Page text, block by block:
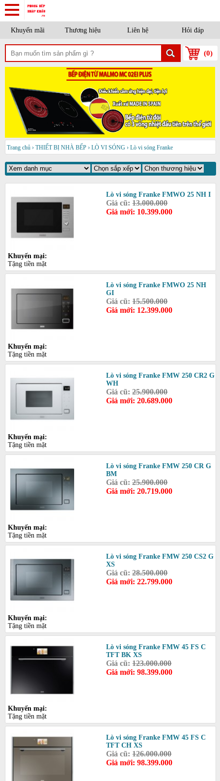
Khuyến mãi Thương hiệu Liên hệ Hỏi đáp
(0)
Trang chủ › THIẾT BỊ NHÀ BẾP › LÒ VI SÓNG › Lò vi sóng Franke
Lò vi sóng Franke FMWO 25 NH I
Giá cũ:13.000.000
Giá mới: 10.399.000
Khuyến mại:
Tặng tiền mặt
Lò vi sóng Franke FMWO 25 NH
GI
Giá cũ:15.500.000
Giá mới: 12.399.000
Khuyến mại:
Tặng tiền mặt
Lò vi sóng Franke FMW 250 CR2 G
WH
Giá cũ:25.900.000
Giá mới: 20.689.000
Khuyến mại:
Tặng tiền mặt
Lò vi sóng Franke FMW 250 CR G
BM
Giá cũ:25.900.000
Giá mới: 20.719.000
Khuyến mại:
Tặng tiền mặt
Lò vi sóng Franke FMW 250 CS2 G
XS
Giá cũ:28.500.000
Giá mới: 22.799.000
Khuyến mại:
Tặng tiền mặt
Lò vi sóng Franke FMW 45 FS C
TFT BK XS
Giá cũ:123.000.000
Giá mới: 98.399.000
Khuyến mại:
Tặng tiền mặt
Lò vi sóng Franke FMW 45 FS C
TFT CH XS
Giá cũ:126.000.000
Giá mới: 98.399.000